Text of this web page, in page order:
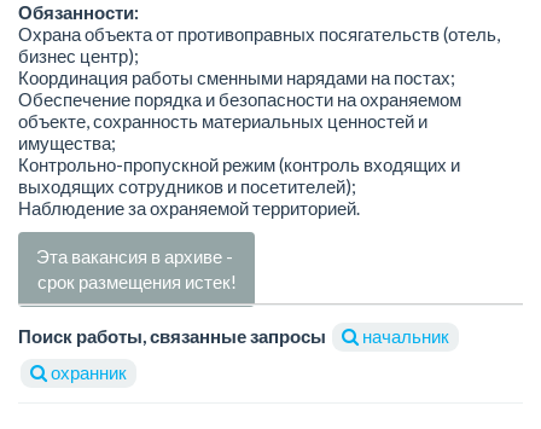
Обязанности:
Охрана объекта от противоправных посягательств (отель,
бизнес центр);
Координация работы сменными нарядами на постах;
Обеспечение порядка и безопасности на охраняемом
объекте, сохранность материальных ценностей и
имущества;
Контрольно-пропускной режим (контроль входящих и
выходящих сотрудников и посетителей);
Наблюдение за охраняемой территорией.
Эта вакансия в архиве -
срок размещения истек!
Поиск работы, связанные запросы
начальник
охранник